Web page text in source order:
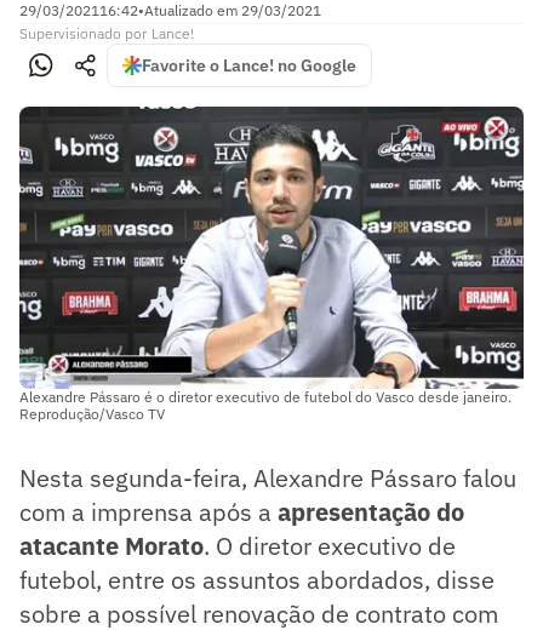
29/03/202116:42•Atualizado em 29/03/2021
Supervisionado por Lance!
Favorite o Lance! no Google
Alexandre Pássaro é o diretor executivo de futebol do Vasco desde janeiro.
Reprodução/Vasco TV
Nesta segunda-feira, Alexandre Pássaro falou
com a imprensa após a apresentação do
atacante Morato. O diretor executivo de
futebol, entre os assuntos abordados, disse
sobre a possível renovação de contrato com